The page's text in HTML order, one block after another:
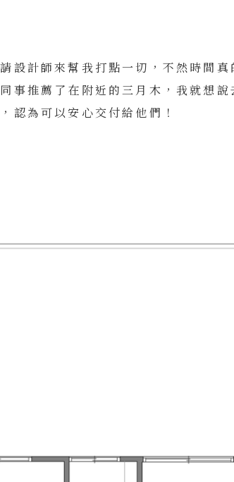
設計師來幫我打點一切，不然時間
事推薦了在附近的三月木，我就想
認為可以安心交付給他們！